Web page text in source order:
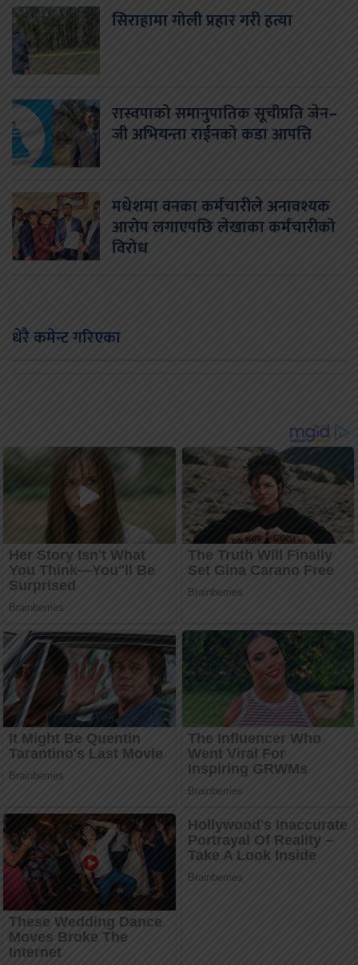
सिराहामा गोली प्रहार गरी हत्या
रास्वपाको समानुपातिक सूचीप्रति जेन–
जी अभियन्ता राईनको कडा आपत्ति
मधेशमा वनका कर्मचारीले अनावश्यक
आरोप लगाएपछि लेखाका कर्मचारीको
विरोध
धेरै कमेन्ट गरिएका